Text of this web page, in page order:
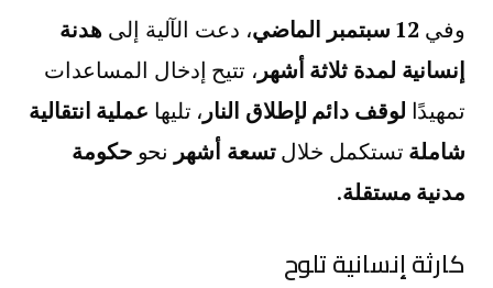
وفي 12 سبتمبر الماضي ، دعت الآلية إلى هدنة
إنسانية لمدة ثلاثة أشهر ، تتيح إدخال المساعدات
تمهيدًا لوقف دائم لإطلاق النار ، تليها عملية انتقالية
شاملة تستكمل خلالتسعة أشهر نحوحكومة
مدنية مستقلة.
كارثة إنسانية تلوح